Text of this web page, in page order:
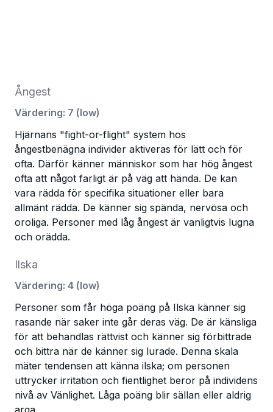
Ångest
Värdering: 7 (low)
Hjärnans "fight-or-flight" system hos
ångestbenägna individer aktiveras för lätt och för
ofta. Därför känner människor som har hög ångest
ofta att något farligt är på väg att hända. De kan
vara rädda för specifika situationer eller bara
allmänt rädda. De känner sig spända, nervösa och
oroliga. Personer med låg ångest är vanligtvis lugna
och orädda.
Ilska
Värdering: 4 (low)
Personer som får höga poäng på Ilska känner sig
rasande när saker inte går deras väg. De är känsliga
för att behandlas rättvist och känner sig förbittrade
och bittra när de känner sig lurade. Denna skala
mäter tendensen att känna ilska; om personen
uttrycker irritation och fientlighet beror på individens
nivå av Vänlighet. Låga poäng blir sällan eller aldrig
arga.